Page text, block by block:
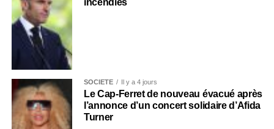
incendies
SOCIÉTÉ Il y a 4 jours
Le Cap-Ferret de nouveau évacué après
l’annonce d’un concert solidaire d’Afida
Turner